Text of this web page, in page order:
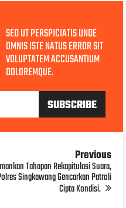
SED UT PERSPICIATIS UNDE
OMNIS ISTE NATUS ERROR SIT
VOLUPTATEM ACCUSANTIUM
DOLOREMQUE.
Previous
Tahapan Rekapitulasi Suara,
Singkawang Gencarkan Patroli
Cipta Kondisi.